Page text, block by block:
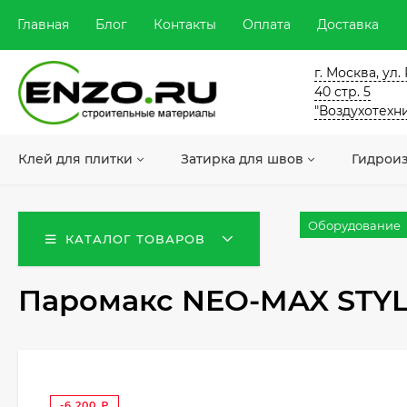
Главная Блог Контакты Оплата Доставка
г. Москва,
40 стр. 5
Клей для плитки Затирка для швов
КАТАЛОГ ТОВАРОВ
Оборудование
Паромакс NEO-MAX